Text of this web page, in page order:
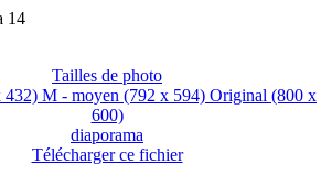
14
Tailles de photo
432) M - moyen (792 x 594) Original (800 x
600)
diaporama
Télécharger ce fichier